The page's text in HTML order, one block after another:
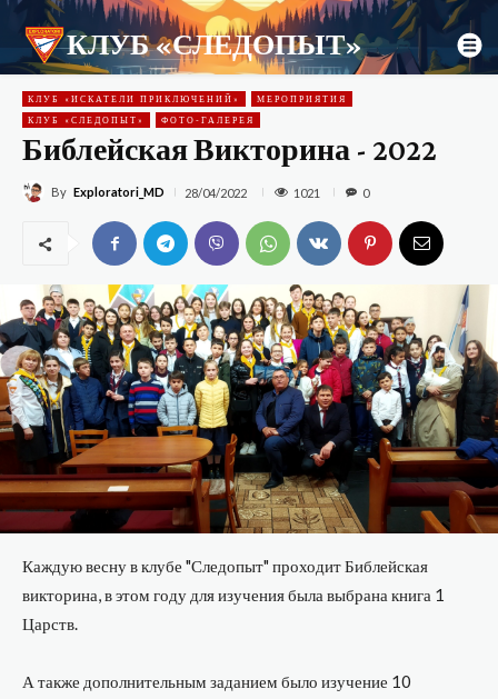
КЛУБ «СЛЕДОПЫТ»
КЛУБ «ИСКАТЕЛИ ПРИКЛЮЧЕНИЙ»
МЕРОПРИЯТИЯ
КЛУБ «СЛЕДОПЫТ»
ФОТО-ГАЛЕРЕЯ
Библейская Викторина - 2022
By Exploratori_MD 28/04/2022 1021 0
Каждую весну в клубе "Следопыт" проходит Библейская
викторина, в этом году для изучения была выбрана книга 1
Царств.
А также дополнительным заданием было изучение 10